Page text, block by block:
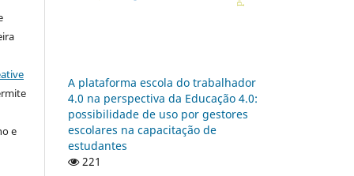
e
A plataforma escola do trabalhador
4.0 na perspectiva da Educação 4.0:
possibilidade de uso por gestores
escolares na capacitação de
estudantes
221